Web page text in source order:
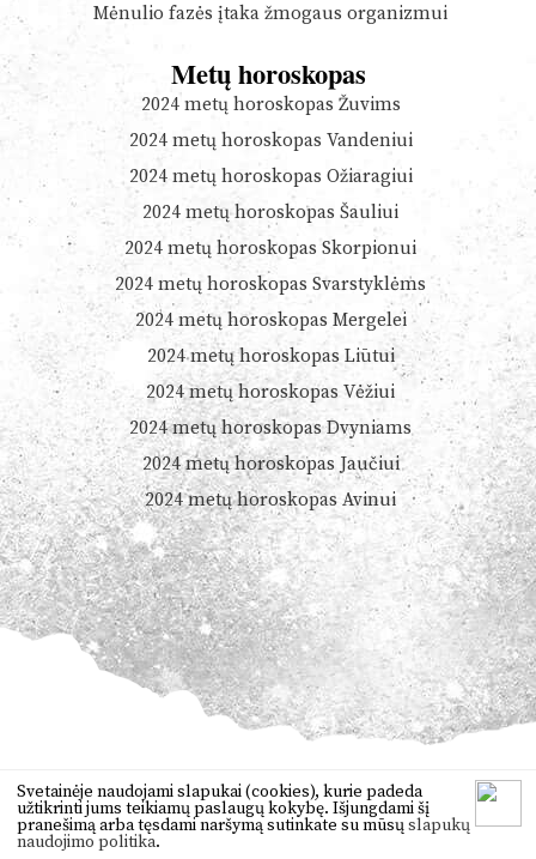
Svetainėje naudojami slapukai (cookies), kurie padeda
užtikrinti jums teikiamų paslaugų kokybę. Išjungdami šį
pranešimą arba tęsdami naršymą sutinkate su mūsųslapukų
naudojimo politika.
Mėnulio fazės įtaka žmogaus organizmui
Metų horoskopas
2024 metų horoskopas Žuvims
2024 metų horoskopas Vandeniui
2024 metų horoskopas Ožiaragiui
2024 metų horoskopas Šauliui
2024 metų horoskopas Skorpionui
2024 metų horoskopas Svarstyklėms
2024 metų horoskopas Mergelei
2024 metų horoskopas Liūtui
2024 metų horoskopas Vėžiui
2024 metų horoskopas Dvyniams
2024 metų horoskopas Jaučiui
2024 metų horoskopas Avinui
© 2026Dienoshoroskopas.lt
Orai,anekdotai,vertimas ,žaidimai